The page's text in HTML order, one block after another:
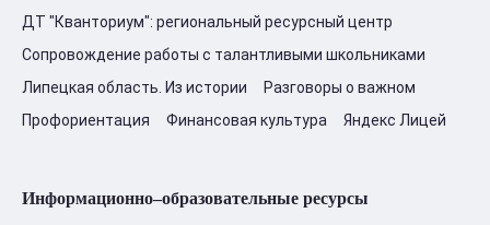
ДТ "Кванториум": региональный ресурсный центр
Сопровождение работы с талантливыми школьниками
Липецкая область. Из истории
Разговоры о важном
Профориентация
Финансовая культура Яндекс Лицей
Информационно–образовательные ресурсы